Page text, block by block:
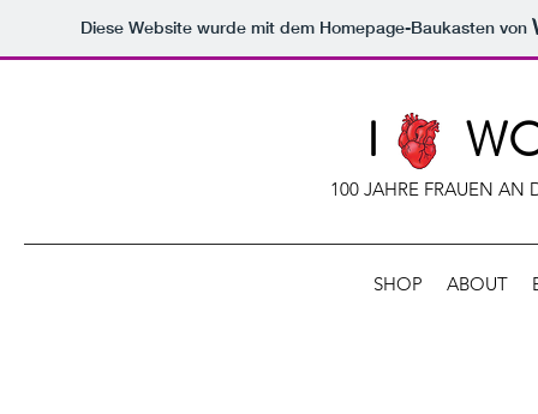
Diese Website wurde mit dem Homepage-Baukasten von
I
100 JAHRE FRAUEN AN
SHOP ABOUT